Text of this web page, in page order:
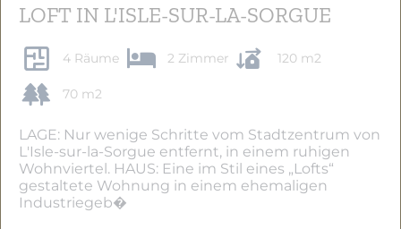
LOFT IN L'ISLE-SUR-LA-SORGUE
4 Räume 2 Zimmer 120 m2
70 m2
LAGE: Nur wenige Schritte vom Stadtzentrum von
L'Isle-sur-la-Sorgue entfernt, in einem ruhigen
Wohnviertel. HAUS: Eine im Stil eines „Lofts“
gestaltete Wohnung in einem ehemaligen
Industriegeb�